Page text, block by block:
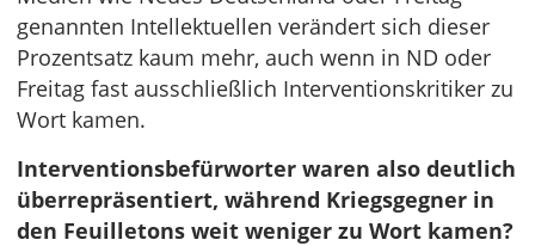
genannten Intellektuellen verändert sich dieser
Prozentsatz kaum mehr, auch wenn in ND oder
Freitag fast ausschließlich Interventionskritiker zu
Wort kamen.
Interventionsbefürworter waren also deutlich
überrepräsentiert, während Kriegsgegner in
den Feuilletons weit weniger zu Wort kamen?